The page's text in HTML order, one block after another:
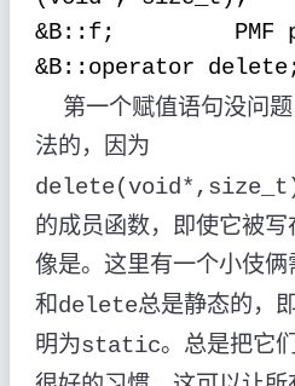
&B::f;
PMF
&B::operator
第一个赋值语句没问
法的，因为
的成员函数，即使它被
像是。这里有一个小伎俩
和delete总是静态的，
明为static。总是把它